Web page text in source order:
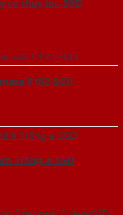
co thuy luc-SGD
P1R2-SGD
Trắng-a-SGD